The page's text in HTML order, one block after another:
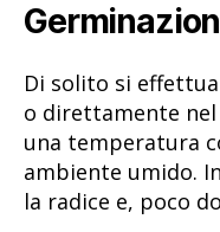
Di solito si
o direttamente nel
una temperatura
ambiente umido.
la radice e, poco